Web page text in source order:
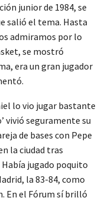
junior de 1984, se
salió el tema. Hasta
admiramos por lo
se mostró
era un gran jugador
lo vio jugar bastante
vivió seguramente su
de bases con Pepe
la ciudad tras
jugado poquito
la 83-84, como
En el Fórum sí brilló